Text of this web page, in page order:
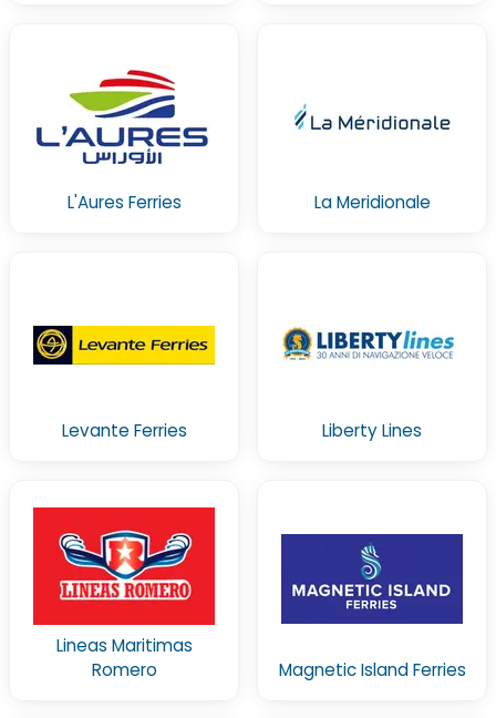
L'Aures Ferries La Meridionale
Levante Ferries Liberty Lines
Lineas Maritimas
Romero
Magnetic Island Ferries